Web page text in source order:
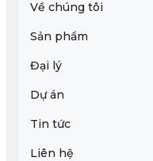
Về chúng tôi
Sản phẩm
Đại lý
Dự án
Tin tức
Liên hệ